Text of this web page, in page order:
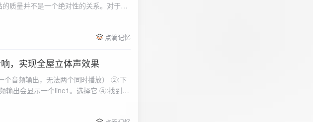
质量并不是一个绝对性的关系。对于质
点滴记忆
，实现全屋立体声效果
个音频输出，无法两个同时播放） ②:下
显示一个line1。选择它 ④:找到安